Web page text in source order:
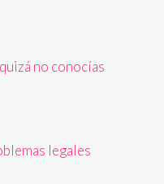
no conocías
legales